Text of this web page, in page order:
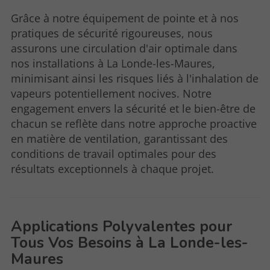
Grâce à notre équipement de pointe et à nos
pratiques de sécurité rigoureuses, nous
assurons une circulation d'air optimale dans
nos installations à La Londe-les-Maures,
minimisant ainsi les risques liés à l'inhalation de
vapeurs potentiellement nocives. Notre
engagement envers la sécurité et le bien-être de
chacun se reflète dans notre approche proactive
en matière de ventilation, garantissant des
conditions de travail optimales pour des
résultats exceptionnels à chaque projet.
Applications Polyvalentes pour
Tous Vos Besoins à La Londe-les-
Maures